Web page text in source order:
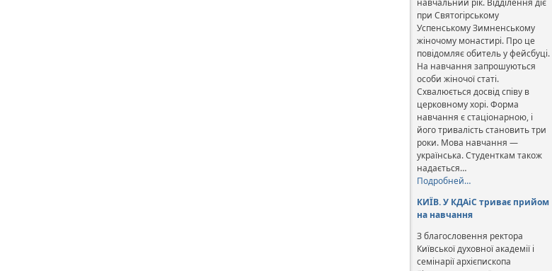
навчальний рік. Відділення діє
при Святогірському
Успенському Зимненському
жіночому монастирі. Про це
повідомляє обитель у фейсбуці.
На навчання запрошуються
особи жіночої статі.
Схвалюється досвід співу в
церковному хорі. Форма
навчання є стаціонарною, і
його тривалість становить три
роки. Мова навчання —
українська. Студенткам також
надається…
Подробней…
КИЇВ. У КДАіС триває прийом
на навчання
З благословення ректора
Київської духовної академії і
семінарії архієпископа